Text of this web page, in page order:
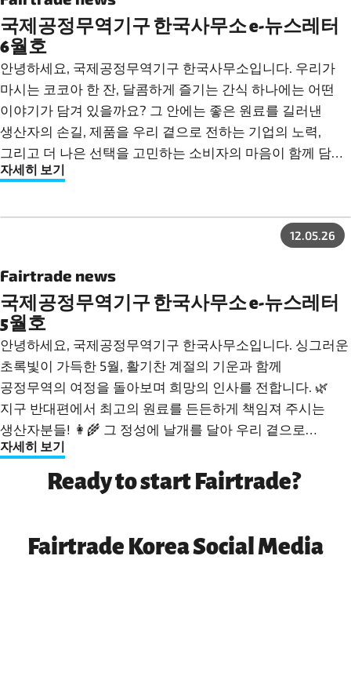
국제공정무역기구 한국사무소 e-뉴스레터
6월호
안녕하세요, 국제공정무역기구 한국사무소입니다. 우리가
마시는 코코아 한 잔, 달콤하게 즐기는 간식 하나에는 어떤
이야기가 담겨 있을까요? 그 안에는 좋은 원료를 길러낸
생산자의 손길, 제품을 우리 곁으로 전하는 기업의 노력,
그리고 더 나은 선택을 고민하는 소비자의 마음이 함께 담겨
있습니다. 지난 5월부터 6월 초까지, 공정무역은 다양한
만남 속에서 만들어진 변화와 의미 있는 순간들을
자세히 보기
12.05.26
Fairtrade news
국제공정무역기구 한국사무소 e-뉴스레터
5월호
안녕하세요, 국제공정무역기구 한국사무소입니다. 싱그러운
초록빛이 가득한 5월, 활기찬 계절의 기운과 함께
공정무역의 여정을 돌아보며 희망의 인사를 전합니다. 🌿
지구 반대편에서 최고의 원료를 든든하게 책임져 주시는
생산자분들! 👩‍🌾 그 정성에 날개를 달아 우리 곁으로
안전하게 전해 주시는 기업들! 🚚 "이왕이면
공정무역!"이라며 가치 있는 소비를 실천해 주시는 여러분!
🙋‍♀️ 함께 세상을 바꾸는 이 멋진 팀워크에 진심 어린 박수와
곳으로 확산되기를 바라며 4월에 있었던 따뜻한 변화와 의미
있는 소식을 전해드리겠습니다. 🌷✨
자세히 보기
Ready to start Fairtrade?
Fairtrade Korea Social Media